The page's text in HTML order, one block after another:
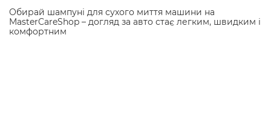
Обирай шампуні для сухого миття машини на
MasterCareShop – догляд за авто стає легким, швидким і
комфортним